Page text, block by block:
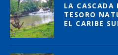
LA CASCADA
TESORO
EL CARIBE